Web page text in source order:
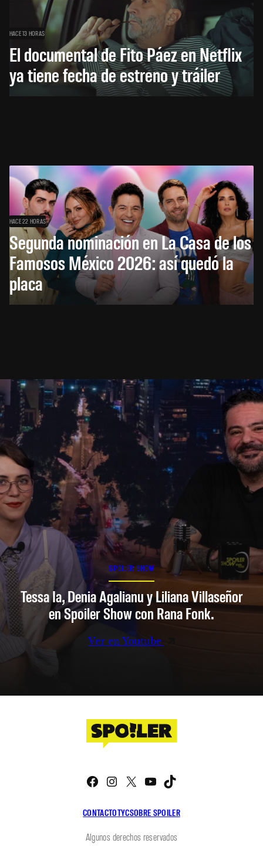
HACE 13 HORAS
El documental de Fito Páez en Netflix
ya tiene fecha de estreno y tráiler
HACE 22 HORAS
Segunda nominación en La Casa de los
Famosos México 2026: así quedó la
placa
SPOILER SHOW
Tessa Ia, Denia Agalianu y Liliana Villaseñor
en Spoiler Show con Rana Fonk.
Ver en Youtube
CONTACTOTYCSOBRE SPOILER
Facebook
Instagram
X YouTube
Algunos derechos reservados